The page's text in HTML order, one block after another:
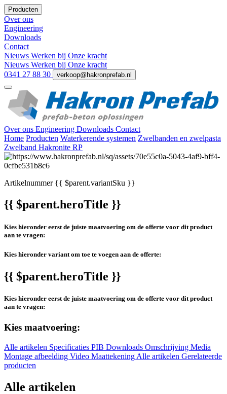
Producten
Over ons
Engineering
Downloads
Contact
Nieuws Werken bij Onze kracht
Nieuws Werken bij Onze kracht
0341 27 88 30
verkoop@hakronprefab.nl
Over ons Engineering Downloads Contact
Home Producten Waterkerende systemen Zwelbanden en zwelpasta
Zwelband Hakronite RP
Artikelnummer{{ $parent.variantSku }}
{{ $parent.heroTitle }}
Kies hieronder eerst de juiste maatvoering om de offerte voor dit product
aan te vragen:
Kies hieronder variant om toe te voegen aan de offerte:
{{ $parent.heroTitle }}
Kies hieronder eerst de juiste maatvoering om de offerte voor dit product
aan te vragen:
Kies maatvoering:
Alle artikelen Specificaties PIB Downloads Omschrijving Media
Montage afbeelding Video Maattekening Alle artikelen Gerelateerde
producten
Alle artikelen